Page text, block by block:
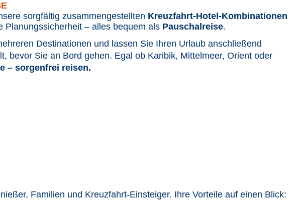
sorgfältig zusammengestellten Kreuzfahrt-Hotel-Kombinationen
Planungssicherheit – alles bequem als Pauschalreise.
Destinationen und lassen Sie Ihren Urlaub anschließend
bevor Sie an Bord gehen. Egal ob Karibik, Mittelmeer, Orient oder
– sorgenfrei reisen.
Familien und Kreuzfahrt-Einsteiger. Ihre Vorteile auf einen Blick: